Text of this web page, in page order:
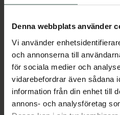
Denna webbplats använder
Vi använder
och annonserna till
för sociala medier och
vidarebefordrar även sådana
information från din enhet till
annons- och analysföretag
Jag accepterar
Aktuella erbjudanden
Beskrivning